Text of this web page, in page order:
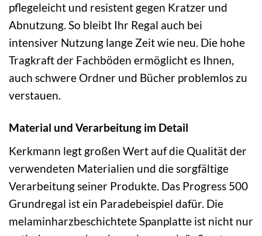
pflegeleicht und resistent gegen Kratzer und
Abnutzung. So bleibt Ihr Regal auch bei
intensiver Nutzung lange Zeit wie neu. Die hohe
Tragkraft der Fachböden ermöglicht es Ihnen,
auch schwere Ordner und Bücher problemlos zu
verstauen.
Material und Verarbeitung im Detail
Kerkmann legt großen Wert auf die Qualität der
verwendeten Materialien und die sorgfältige
Verarbeitung seiner Produkte. Das Progress 500
Grundregal ist ein Paradebeispiel dafür. Die
melaminharzbeschichtete Spanplatte ist nicht nur